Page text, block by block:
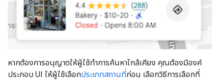
หากต้องการอนุญาตให้ผู้ใช้ทำการค้นหาใกล้เคียง คุณต้องมีองค์
ประกอบ UI ให้ผู้ใช้เลือกประเภทสถานที่ก่อน เลือกวิธีการเลือกที่